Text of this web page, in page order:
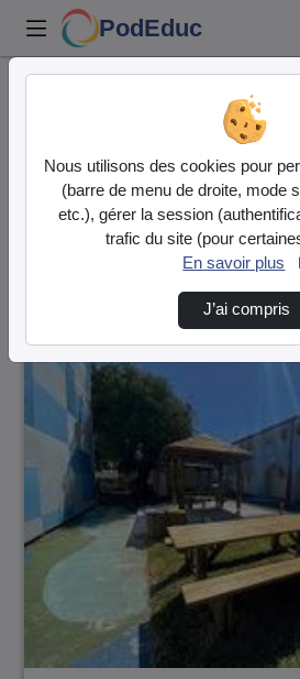
PodEduc
3 vidéos trouvées
Audio Vidéo
Direction de tri
Nous utilisons des cookies pour
(barre de menu de droite, mode
etc.), gérer la session
trafic du site (pour
En savoir plus
J’ai compris